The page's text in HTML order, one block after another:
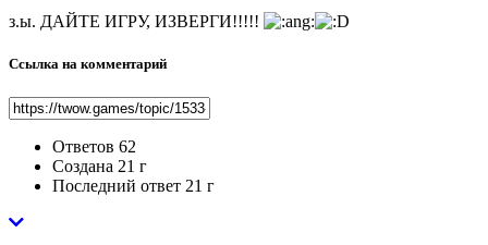
з.ы. ДАЙТЕ ИГРУ, ИЗВЕРГИ!!!!!
Ссылка на комментарий
Ответов 62
Создана 21 г
Последний ответ 21 г